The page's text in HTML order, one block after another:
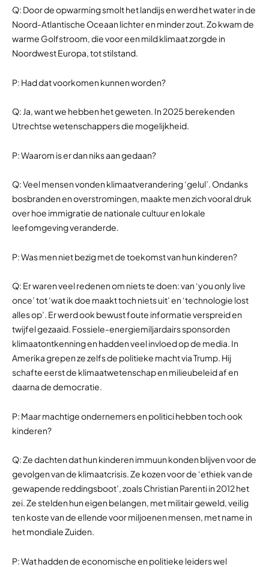
Q: Door de opwarming smolt het landijs en werd het water in de
Noord-Atlantische Oceaan lichter en minder zout. Zo kwam de
warme Golfstroom, die voor een mild klimaat zorgde in
Noordwest Europa, tot stilstand.
P: Had dat voorkomen kunnen worden?
Q: Ja, want we hebben het geweten. In 2025 berekenden
Utrechtse wetenschappers die mogelijkheid.
P: Waarom is er dan niks aan gedaan?
Q: Veel mensen vonden klimaatverandering ‘gelul’. Ondanks
bosbranden en overstromingen, maakte men zich vooral druk
over hoe immigratie de nationale cultuur en lokale
leefomgeving veranderde.
P: Was men niet bezig met de toekomst van hun kinderen?
Q: Er waren veel redenen om niets te doen: van ‘you only live
once’ tot ‘wat ik doe maakt toch niets uit’ en ‘technologie lost
alles op’. Er werd ook bewust foute informatie verspreid en
twijfel gezaaid. Fossiele-energiemiljardairs sponsorden
klimaatontkenning en hadden veel invloed op de media. In
Amerika grepen ze zelfs de politieke macht via Trump. Hij
schafte eerst de klimaatwetenschap en milieubeleid af en
daarna de democratie.
P: Maar machtige ondernemers en politici hebben toch ook
kinderen?
Q: Ze dachten dat hun kinderen immuun konden blijven voor de
gevolgen van de klimaatcrisis. Ze kozen voor de ‘ethiek van de
gewapende reddingsboot’, zoals Christian Parenti in 2012 het
zei. Ze stelden hun eigen belangen, met militair geweld, veilig
ten koste van de ellende voor miljoenen mensen, met name in
het mondiale Zuiden.
P: Wat hadden de economische en politieke leiders wel